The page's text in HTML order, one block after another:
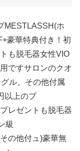
MESTLASSH(ホ
豪華特典付き！初
も脱毛器女性VIO
ですサロンのクオ
ル、その他付属
以上のプ
レゼントも脱毛器
級
の他付ュ)豪華無